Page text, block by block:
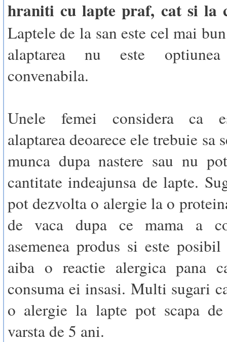
hraniti cu lapte praf, cat si la
Laptele de la san este cel mai
alaptarea nu este
convenabila.
Unele femei considera ca
alaptarea deoarece ele trebuie sa
munca dupa nastere sau nu
cantitate indeajunsa de lapte.
pot dezvolta o alergie la o
de vaca dupa ce mama a
asemenea produs si este
aiba o reactie alergica pana
consuma ei insasi. Multi sugari
o alergie la lapte pot scapa
varsta de 5 ani.